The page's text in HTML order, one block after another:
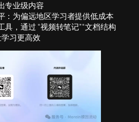
专业级内容
：为偏远地区学习者提供低成本
具，通过 “视频转笔记”“文档结构
习更高效